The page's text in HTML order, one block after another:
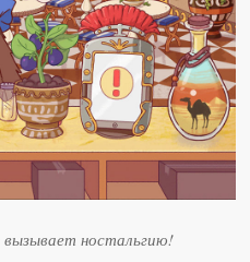
ностальгию!